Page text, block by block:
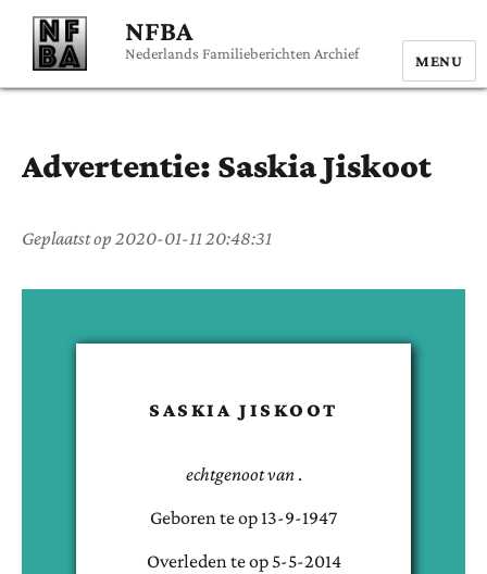
NFBA
Nederlands Familieberichten Archief MENU
Advertentie: SaskiaJiskoot
Geplaatst op 2020-01-11 20:48:31
SASKIA JISKOOT
echtgenoot van .
Geboren teop 13-9-1947
Overleden teop 5-5-2014